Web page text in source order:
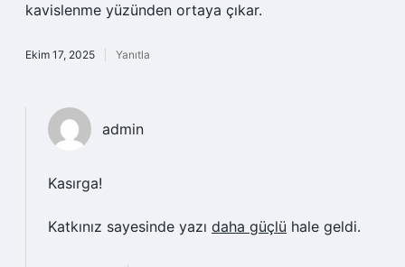
kavislenme yüzünden ortaya çıkar.
Ekim 17, 2025 Yanıtla
admin
Kasırga!
Katkınız sayesinde yazı daha güçlü hale geldi.